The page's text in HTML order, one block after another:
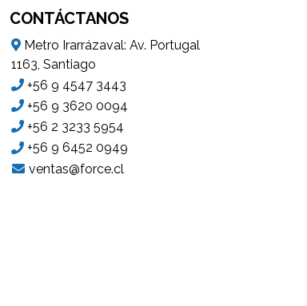
CONTÁCTANOS
Metro Irarrázaval: Av. Portugal
1163, Santiago
+56 9 4547 3443
+56 9 3620 0094
+56 2 3233 5954
+56 9 6452 0949
ventas@force.cl